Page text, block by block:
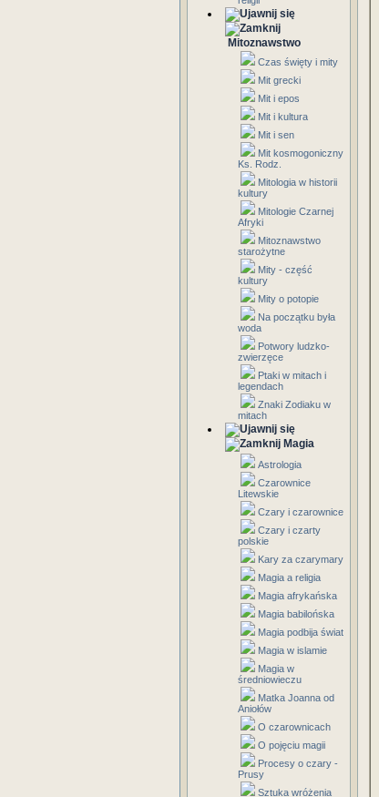
Mitoznawstwo
Czas święty i mity
Mit grecki
Mit i epos
Mit i kultura
Mit i sen
Mit kosmogoniczny
Ks. Rodz.
Mitologia w historii
kultury
Mitologie Czarnej
Afryki
Mitoznawstwo
starożytne
Mity - część
kultury
Mity o potopie
Na początku była
woda
Potwory ludzko-
zwierzęce
Ptaki w mitach i
legendach
Znaki Zodiaku w
mitach
Magia
Astrologia
Czarownice
Litewskie
Czary i czarownice
Czary i czarty
polskie
Kary za czarymary
Magia a religia
Magia afrykańska
Magia babilońska
Magia podbija świat
Magia w islamie
Magia w
średniowieczu
Matka Joanna od
Aniołów
O czarownicach
O pojęciu magii
Procesy o czary -
Prusy
Sztuka wróżenia